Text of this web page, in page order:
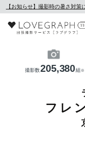
【お知らせ】撮影時の暑さ対策
撮影数205,380組 ※
フレ